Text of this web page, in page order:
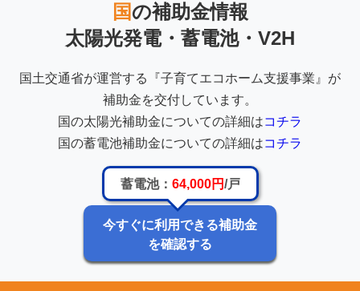
国の補助金情報
太陽光発電・蓄電池・V2H
国土交通省が運営する『子育てエコホーム支援事業』が
補助金を交付しています。
国の太陽光補助金についての詳細はコチラ
国の蓄電池補助金についての詳細はコチラ
蓄電池： 64,000円/戸
今すぐに利用できる補助金
を確認する